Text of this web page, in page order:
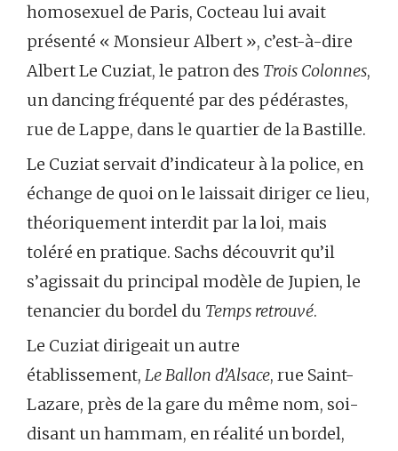
homosexuel de Paris, Cocteau lui avait
présenté « Monsieur Albert », c’est-à-dire
Albert Le Cuziat, le patron des Trois Colonnes,
un dancing fréquenté par des pédérastes,
rue de Lappe, dans le quartier de la Bastille.
Le Cuziat servait d’indicateur à la police, en
échange de quoi on le laissait diriger ce lieu,
théoriquement interdit par la loi, mais
toléré en pratique. Sachs découvrit qu’il
s’agissait du principal modèle de Jupien, le
tenancier du bordel du Temps retrouvé.
Le Cuziat dirigeait un autre
établissement, Le Ballon d’Alsace, rue Saint-
Lazare, près de la gare du même nom, soi-
disant un hammam, en réalité un bordel,